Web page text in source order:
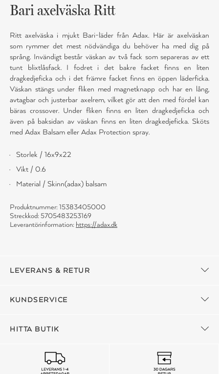
Bari axelväska Ritt
Ritt axelväska i mjukt Bari-läder från Adax. Här är axelväskan
som rymmer det mest nödvändiga du behöver ha med dig på
språng. Invändigt består väskan av två fack som separeras av ett
tunt blixtlåsfack. I fodret i det bakre facket finns en liten
dragkedjeficka och i det främre facket finns en öppen läderficka.
Väskan stängs under fliken med magnetknapp och har en lång,
avtagbar och justerbar axelrem, vilket gör att den med fördel kan
bäras crossover. Under fliken finns en liten dragkedjeficka och
även på baksidan av väskan finns en liten dragkedjeficka. Sköts
med Adax Balsam eller Adax Protection spray.
Storlek / 16x9x22
Vikt / 0.6
Material / Skinn(adax) balsam
Produktnummer: 15383405000
Streckkod: 5705483253169
Leverantörinformation: https://adax.dk
LEVERANS & RETUR
KUNDSERVICE
HITTA BUTIK